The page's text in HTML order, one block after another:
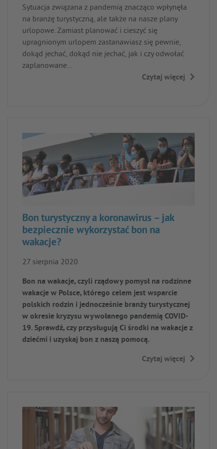
Sytuacja związana z pandemią znacząco wpłynęła
na branżę turystyczną, ale także na nasze plany
urlopowe. Zamiast planować i cieszyć się
upragnionym urlopem zastanawiasz się pewnie,
dokąd jechać, dokąd nie jechać, jak i czy odwołać
zaplanowane…
Czytaj więcej
Bon turystyczny a koronawirus – jak
bezpiecznie wykorzystać bon na
wakacje?
27 sierpnia 2020
Bon na wakacje, czyli rządowy pomysł na rodzinne
wakacje w Polsce, którego celem jest wsparcie
polskich rodzin i jednocześnie branży turystycznej
w okresie kryzysu wywołanego pandemią COVID-
19. Sprawdź, czy przysługują Ci środki na wakacje z
dziećmi i uzyskaj bon z naszą pomocą.
Czytaj więcej